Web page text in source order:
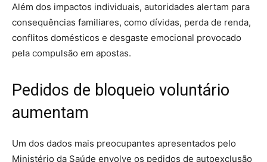
Além dos impactos individuais, autoridades alertam para
consequências familiares, como dívidas, perda de renda,
conflitos domésticos e desgaste emocional provocado
pela compulsão em apostas.
Pedidos de bloqueio voluntário
aumentam
Um dos dados mais preocupantes apresentados pelo
Ministério da Saúde envolve os pedidos de autoexclusão